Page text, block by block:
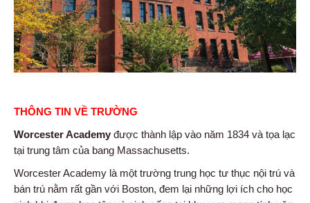
THÔNG TIN VỀ TRƯỜNG
Worcester Academy được thành lập vào năm 1834 và tọa lạc
tại trung tâm của bang Massachusetts.
Worcester Academy là một trường trung học tư thục nội trú và
bán trú nằm rất gần với Boston, đem lại những lợi ích cho học